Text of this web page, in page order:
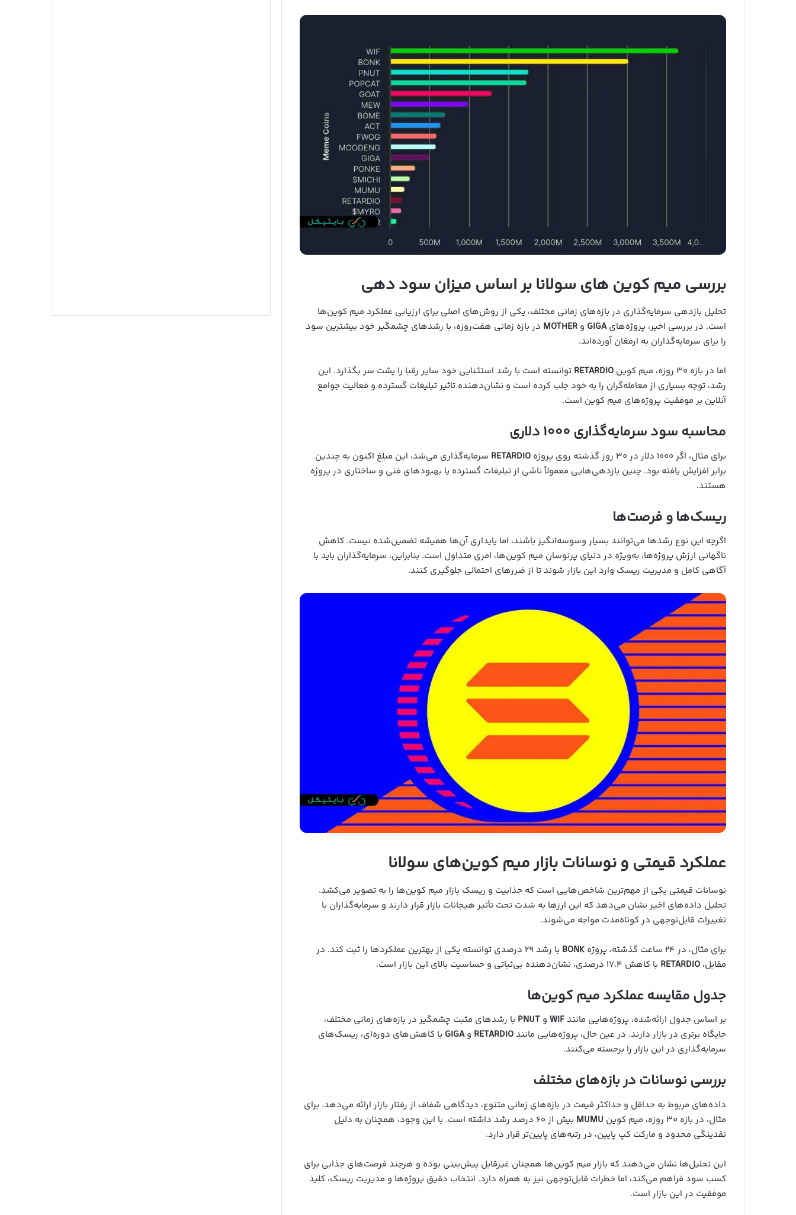
بررسی میم کوین های سولانا بر اساس میزان سود دهی
تحلیل بازدهی سرمایه‌گذاری در بازه‌های زمانی مختلف، یکی از روش‌های اصلی برای ارزیابی عملکرد میم کوین‌ها
است. در بررسی اخیر، پروژه‌هایGIGA و MOTHER در بازه زمانی هفت‌روزه، با رشدهای چشمگیر خود بیشترین سود
را برای سرمایه‌گذاران به ارمغان آورده‌اند.
اما در بازه ۳۰ روزه، میم کوین RETARDIO توانسته است با رشد استثنایی خود سایر رقبا را پشت سر بگذارد. این
رشد، توجه بسیاری از معامله‌گران را به خود جلب کرده است و نشان‌دهنده تاثیر تبلیغات گسترده و فعالیت جوامع
آنلاین بر موفقیت پروژه‌های میم کوین است.
محاسبه سود سرمایه‌گذاری ۱۰۰۰ دلاری
برای مثال، اگر ۱۰۰۰ دلار در ۳۰ روز گذشته روی پروژه RETARDIO سرمایه‌گذاری می‌شد، این مبلغ اکنون به چندین
برابر افزایش یافته بود. چنین بازدهی‌هایی معمولاً ناشی از تبلیغات گسترده یا بهبودهای فنی و ساختاری در پروژه
هستند.
ریسک‌ها و فرصت‌ها
اگرچه این نوع رشدها می‌توانند بسیار وسوسه‌انگیز باشند، اما پایداری آن‌ها همیشه تضمین‌شده نیست. کاهش
ناگهانی ارزش پروژه‌ها، به‌ویژه در دنیای پرنوسان میم کوین‌ها، امری متداول است. بنابراین، سرمایه‌گذاران باید با
آگاهی کامل و مدیریت ریسک وارد این بازار شوند تا از ضررهای احتمالی جلوگیری کنند.
عملکرد قیمتی و نوسانات بازار میم کوین‌های سولانا
نوسانات قیمتی یکی از مهم‌ترین شاخص‌هایی است که جذابیت و ریسک بازار میم کوین‌ها را به تصویر می‌کشد.
تحلیل داده‌های اخیر نشان می‌دهد که این ارزها به شدت تحت تأثیر هیجانات بازار قرار دارند و سرمایه‌گذاران با
تغییرات قابل‌توجهی در کوتاه‌مدت مواجه می‌شوند.
برای مثال، در ۲۴ ساعت گذشته، پروژه BONK
با رشد ۲۹ درصدی توانسته یکی از بهترین عملکردها را ثبت کند. در
مقابل، RETARDIO با کاهش ۱۷.۴ درصدی، نشان‌دهنده بی‌ثباتی و حساسیت بالای این بازار است.
جدول مقایسه عملکرد میم کوین‌ها
بر اساس جدول ارائه‌شده، پروژه‌هایی مانندWIF و PNUT با رشدهای مثبت چشمگیر در بازه‌های زمانی مختلف،
جایگاه برتری در بازار دارند. در عین حال، پروژه‌هایی مانندRETARDIO وGIGA با کاهش‌های دوره‌ای، ریسک‌های
سرمایه‌گذاری در این بازار را برجسته می‌کنند.
بررسی نوسانات در بازه‌های مختلف
داده‌های مربوط به حداقل و حداکثر قیمت در بازه‌های زمانی متنوع، دیدگاهی شفاف از رفتار بازار ارائه می‌دهد. برای
مثال، در بازه ۳۰ روزه، میم کوین
MUMU
بیش از ۶۰ درصد رشد داشته است. با این وجود، همچنان به دلیل
نقدینگی محدود و مارکت کپ پایین، در رتبه‌های پایین‌تر قرار دارد.
این تحلیل‌ها نشان می‌دهند که بازار میم کوین‌ها همچنان غیرقابل پیش‌بینی بوده و هرچند فرصت‌های جذابی برای
کسب سود فراهم می‌کند، اما خطرات قابل‌توجهی نیز به همراه دارد. انتخاب دقیق پروژه‌ها و مدیریت ریسک، کلید
موفقیت در این بازار است.